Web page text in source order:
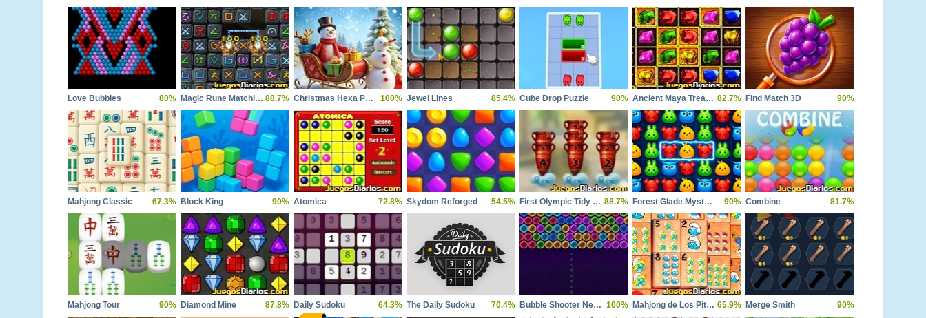
Love Bubbles 80% Magic Rune Matching 88.7% Christmas Hexa Puzzle 100% Jewel Lines 85.4% Cube Drop Puzzle 90% Ancient Maya Treasures 82.7% Find Match 3D 90%
Mahjong Classic 67.3% Block King 90% Atomica 72.8% Skydom Reforged 54.5% First Olympic Tidy Up 88.7% Forest Glade Mysteries 90% Combine 81.7%
Mahjong Tour 90% Diamond Mine 87.8% Daily Sudoku 64.3% The Daily Sudoku 70.4% Bubble Shooter Neon 100% Mahjong de Los Pitufos 65.9% Merge Smith 90%